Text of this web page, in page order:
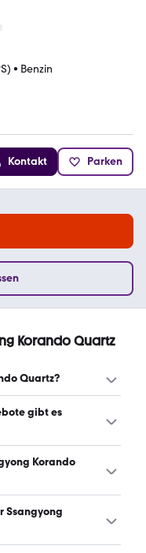
• Benzin
Kontakt Parken
Korando Quartz
Quartz?
Quartz liegt
6.8.2026)
gibt es
bei mobile.de,
(Stand:
Korando
zwischen
Ssangyong